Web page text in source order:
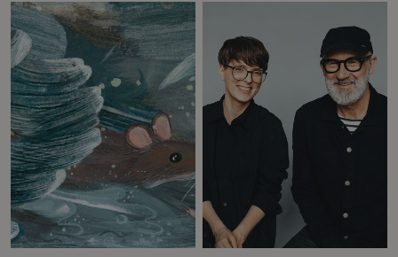
Helhetsbetyg: 5 – BTJ, Linda Boodh